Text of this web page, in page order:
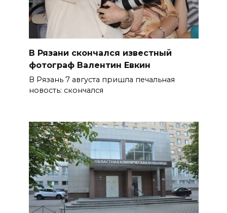
В Рязани скончался известный
фотограф Валентин Евкин
В Рязань 7 августа пришла печальная
новость: скончался